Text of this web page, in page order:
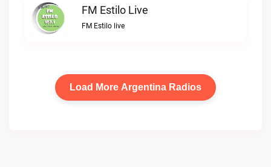
FM Estilo Live
FM Estilo live
Load More Argentina Radios